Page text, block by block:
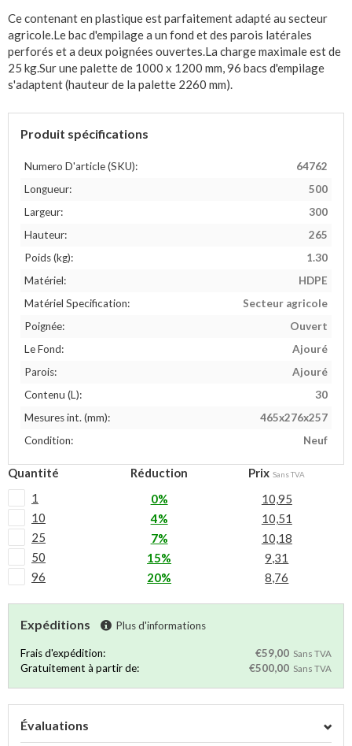
Ce contenant en plastique est parfaitement adapté au secteur
agricole.Le bac d'empilage a un fond et des parois latérales
perforés et a deux poignées ouvertes.La charge maximale est de
25 kg.Sur une palette de 1000 x 1200 mm, 96 bacs d'empilage
s'adaptent (hauteur de la palette 2260 mm).
Produit spécifications
Numero D'article (SKU):
64762
Longueur:
500
Largeur:
300
Hauteur:
265
Poids (kg):
1.30
Matériel:
HDPE
Matériel Specification:
Secteur agricole
Poignée:
Ouvert
Le Fond:
Ajouré
Parois:
Ajouré
Contenu (L):
30
Mesures int. (mm):
465x276x257
Condition:
Neuf
Quantité Réduction Prix Sans TVA
1 0%
10,95
10
4%
10,51
25
7%
10,18
50
15%
9,31
96
20% 8,76
Expéditions Plus d'informations
Frais d'expédition: €59,00 Sans TVA
Gratuitement à partir de: €500,00 Sans TVA
Évaluations